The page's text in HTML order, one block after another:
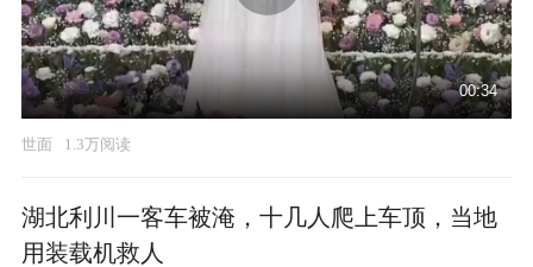
00:34
世面 1.3万阅读
湖北利川一客车被淹，十几人爬上车顶，当地
用装载机救人